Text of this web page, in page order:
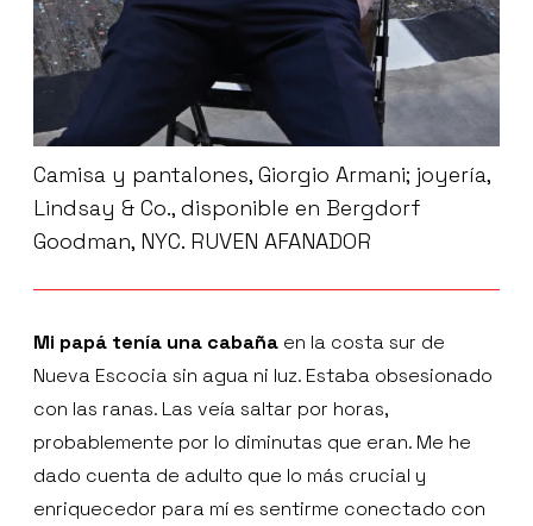
Camisa y pantalones, Giorgio Armani; joyería,
Lindsay & Co., disponible en Bergdorf
Goodman, NYC. RUVEN AFANADOR
Mi papá tenía una cabaña en la costa sur de
Nueva Escocia sin agua ni luz. Estaba obsesionado
con las ranas. Las veía saltar por horas,
probablemente por lo diminutas que eran. Me he
dado cuenta de adulto que lo más crucial y
enriquecedor para mí es sentirme conectado con